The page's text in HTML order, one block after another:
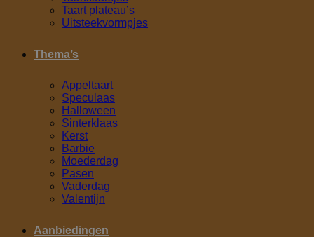
Taart plateau’s
Uitsteekvormpjes
Thema’s
Appeltaart
Speculaas
Halloween
Sinterklaas
Kerst
Barbie
Moederdag
Pasen
Vaderdag
Valentijn
Aanbiedingen